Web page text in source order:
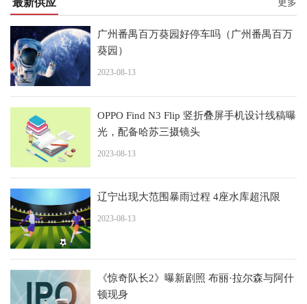
最新供应 更多
广州番禺百万葵园好停车吗（广州番禺百万
葵园）
2023-08-13
OPPO Find N3 Flip 竖折叠屏手机设计线稿曝
光，配备哈苏三摄镜头
2023-08-13
辽宁出现大范围暴雨过程 4座水库超汛限
2023-08-13
《惊奇队长2》曝新剧照 布丽·拉尔森与阿什
顿现身